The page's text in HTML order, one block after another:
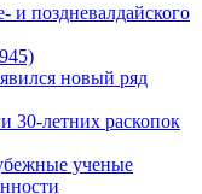
и поздневалдайского
новый ряд
30-летних раскопок
ученые